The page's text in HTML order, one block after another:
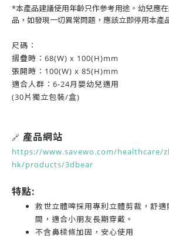
*本產品建議使用年齡只作參考用途。幼兒應
品，如發現一切異常問題，應該立即停用本產
尺碼：
摺疊時：68(W) x 100(H)mm
張開時：100(W) x 85(H)mm
適合人群：6-24月嬰幼兒適用
(30片獨立包裝/盒)
🔗 產品網站
https://www.savewo.com/healthcare/
hk/products/3dbear
特點:
救世立體啤採用專利立體剪裁，舒
間，適合小朋友長期穿戴。
不含鼻樑條加固，安心使用